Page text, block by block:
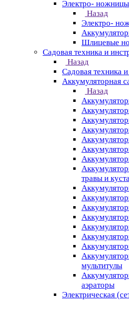
Электро-
Назад
Электро-
Шлицевые
Cадовая техника и
Назад
Cадовая техника
Аккумуляторная
Назад
травы и
мультитулы
аэраторы
Электрическая